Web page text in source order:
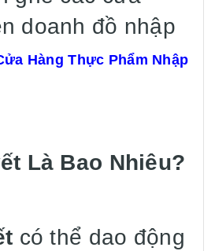
doanh đồ nhập
Hàng Thực Phẩm Nhập
Là Bao Nhiêu?
có thể dao động